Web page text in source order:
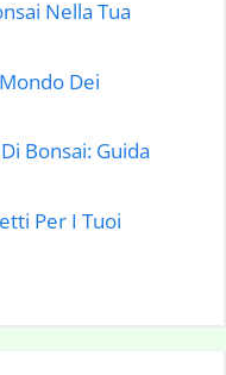
Nella Tua
Dei
Bonsai: Guida
Per I Tuoi